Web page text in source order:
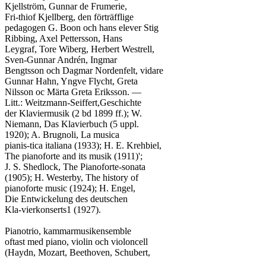
Kjellström, Gunnar de Frumerie,
Fri-thiof Kjellberg, den förträfflige
pedagogen G. Boon och hans elever Stig
Ribbing, Axel Pettersson, Hans
Leygraf, Tore Wiberg, Herbert Westrell,
Sven-Gunnar Andrén, Ingmar
Bengtsson och Dagmar Nordenfelt, vidare
Gunnar Hahn, Yngve Flycht, Greta
Nilsson oc Märta Greta Eriksson. —
Litt.: Weitzmann-Seiffert,Geschichte
der Klaviermusik (2 bd 1899 ff.); W.
Niemann, Das Klavierbuch (5 uppl.
1920); A. Brugnoli, La musica
pianis-tica italiana (1933); H. E. Krehbiel,
The pianoforte and its musik (1911)';
J. S. Shedlock, The Pianoforte-sonata
(1905); H. Westerby, The history of
pianoforte music (1924); H. Engel,
Die Entwickelung des deutschen
Kla-vierkonserts1 (1927).
Pianotrio, kammarmusikensemble
oftast med piano, violin och violoncell
(Haydn, Mozart, Beethoven, Schubert,